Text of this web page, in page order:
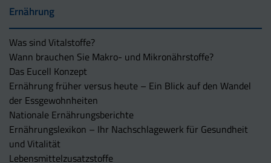
Ernährung
Was sind Vitalstoffe?
Wann brauchen Sie Makro- und Mikronährstoffe?
Das Eucell Konzept
Ernährung früher versus heute – Ein Blick auf den Wandel
der Essgewohnheiten
Nationale Ernährungsberichte
Ernährungslexikon – Ihr Nachschlagewerk für Gesundheit
und Vitalität
Lebensmittelzusatzstoffe